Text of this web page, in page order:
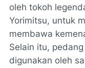
oleh tokoh
Yorimitsu, untuk
membawa
Selain itu,
digunakan oleh